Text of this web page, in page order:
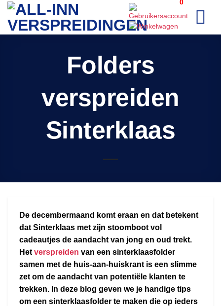
Ga
naar
inhoud
0
Folders
verspreiden
Sinterklaas
De decembermaand komt eraan en dat betekent
dat Sinterklaas met zijn stoomboot vol
cadeautjes de aandacht van jong en oud trekt.
Het verspreiden van een sinterklaasfolder
samen met de huis-aan-huiskrant is een slimme
zet om de aandacht van potentiële klanten te
trekken. In deze blog geven we je handige tips
om een sinterklaasfolder te maken die op ieders